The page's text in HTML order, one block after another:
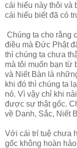
cái hiểu này thôi và
cái hiểu biết đã có
Chúng ta cho rằng
điều mà Đức Phật
thì chúng ta chưa
mà tôi muốn bạn từ
và Niết Bàn là
khi đó thì chúng ta
nó. Vì vậy chỉ khi
được sự thật gốc.
về Danh, Sắc, Niết
Với cái trí tuệ chưa
gốc không hoàn